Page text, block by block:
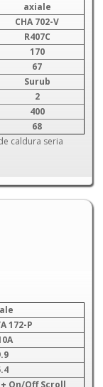
axiale
CHA 702-V
R407C
170
67
Surub
2
400
68
caldura seria
172-P
On/Off Scroll